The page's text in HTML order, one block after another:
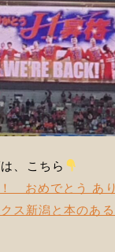
、こちら
おめでとう あ
ス新潟と本のあ